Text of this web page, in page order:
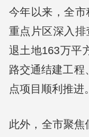
今年以来，全
重点片区深入
退土地163万平
路交通结建工程
点项目顺利推进。
此外，全市聚焦